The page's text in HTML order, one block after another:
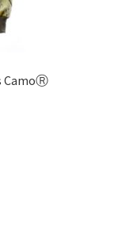
CamoⓇ